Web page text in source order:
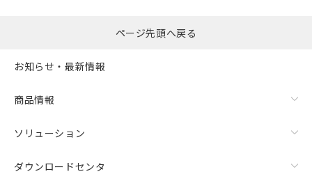
ページ先頭へ戻る
お知らせ・最新情報
商品情報
ソリューション
ダウンロードセンタ